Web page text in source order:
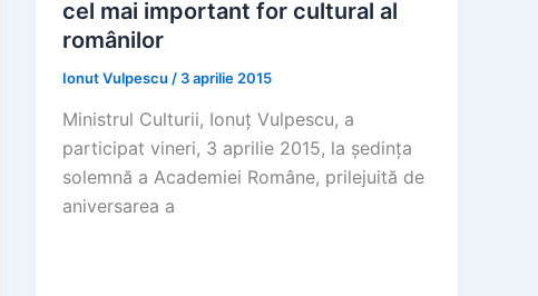
cel mai important for cultural al
românilor
Ionut Vulpescu / 3 aprilie 2015
Ministrul Culturii, Ionuț Vulpescu, a
participat vineri, 3 aprilie 2015, la ședința
solemnă a Academiei Române, prilejuită de
aniversarea a